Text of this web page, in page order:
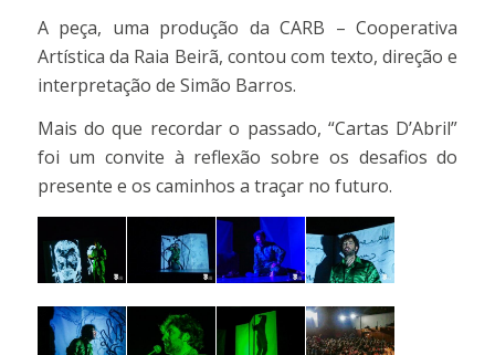
A peça, uma produção da CARB – Cooperativa
Artística da Raia Beirã, contou com texto, direção e
interpretação de Simão Barros.
Mais do que recordar o passado, “Cartas D’Abril”
foi um convite à reflexão sobre os desafios do
presente e os caminhos a traçar no futuro.